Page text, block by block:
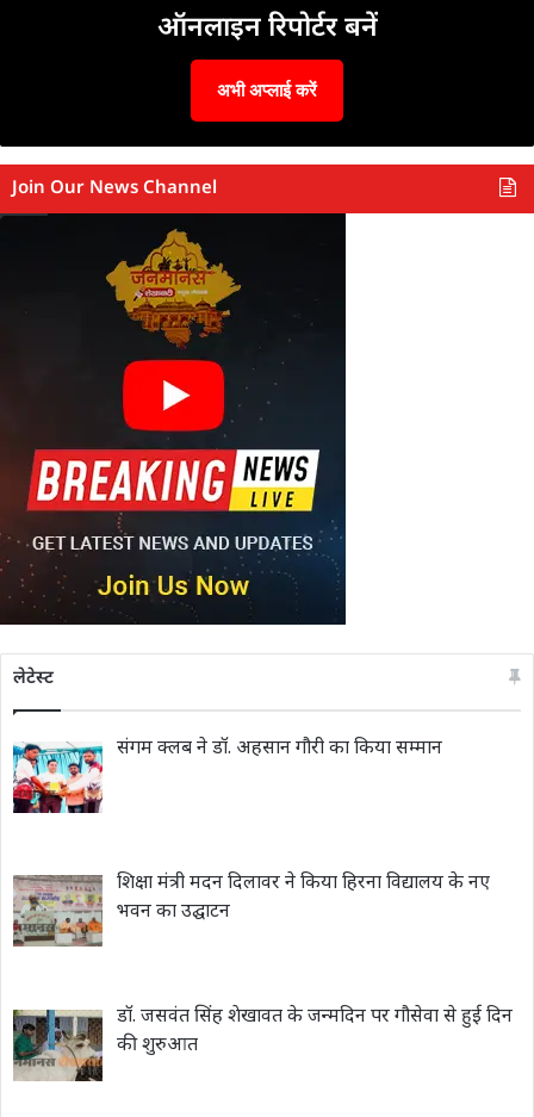
ऑनलाइन रिपोर्टर बनें
अभी अप्लाई करें
Join Our News Channel
लेटेस्ट
संगम क्लब ने डॉ. अहसान गौरी का किया सम्मान
शिक्षा मंत्री मदन दिलावर ने किया हिरना विद्यालय के नए
भवन का उद्घाटन
डॉ. जसवंत सिंह शेखावत के जन्मदिन पर गौसेवा से हुई दिन
की शुरुआत